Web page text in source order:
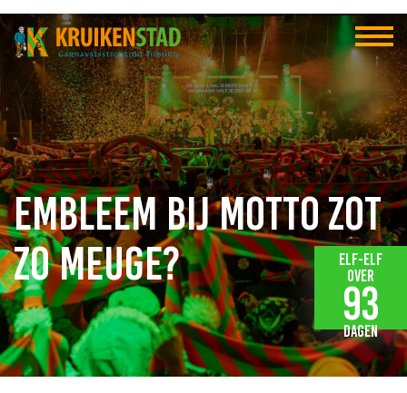
Embleem bij motto Zot
zo meuge?
Elf-elf
over
93
dagen